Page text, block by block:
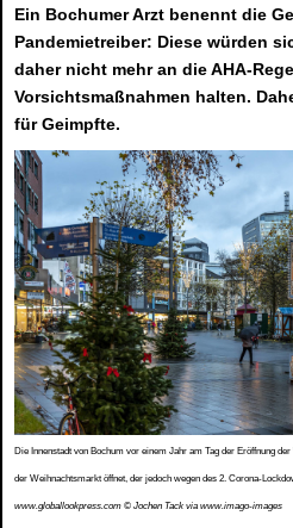
Ein Bochumer Arzt benennt die
Pandemietreiber: Diese würden
daher nicht mehr an die AHA-
Vorsichtsmaßnahmen halten.
für Geimpfte.
Die Innenstadt von Bochum vor einem Jahr am Tag der Eröffnung
der Weihnachtsmarkt öffnet, der jedoch wegen des 2. Corona-
www.globallookpress.com © Jochen Tack via www.imago-images